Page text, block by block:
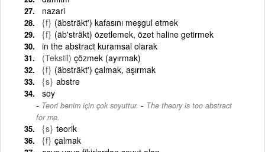
nazari
{f} (äbsträkt') kafasını meşgul etmek
{f} (äb'sträkt) özetlemek, özet haline getirmek
in the abstract kuramsal olarak
(Tekstil) çözmek (ayırmak)
{f} (äbsträkt') çalmak, aşırmak
{s} abstre
soy
Teori benim için çok soyuttur. - The theory is too abstract
for me.
{s} teorik
{f} çalmak